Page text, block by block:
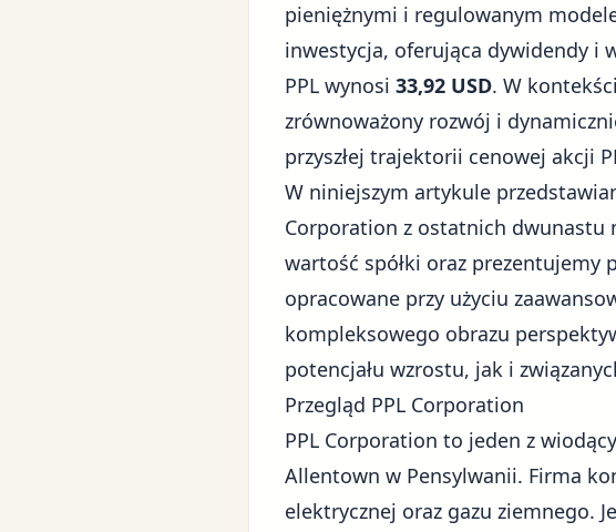
pieniężnymi i regulowanym
inwestycja, oferująca dywidendy i
PPL wynosi 33,92 USD. W
zrównoważony rozwój i
przyszłej trajektorii cenowej akcji
W niniejszym artykule
Corporation z ostatnich dwunastu
wartość spółki oraz prezentujemy
opracowane przy użyciu
kompleksowego obrazu
potencjału wzrostu, jak i
Przegląd PPL Corporation
PPL Corporation to jeden z
Allentown w Pensylwanii. Firma
elektrycznej oraz gazu ziemnego.